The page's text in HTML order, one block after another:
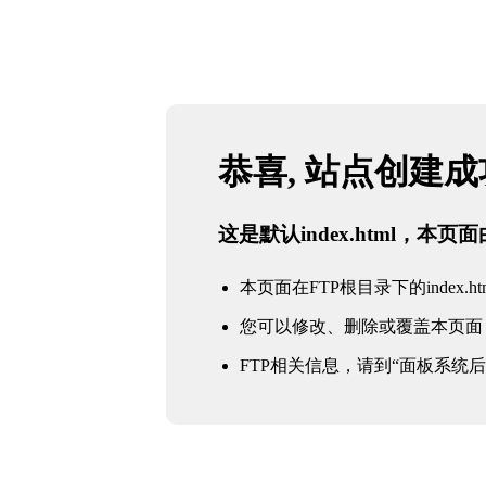
恭喜, 站点创建
这是默认index.html，本页面
本页面在FTP根目录下的
您可以修改、删除或覆盖本页面
FTP相关信息，请到“面板系统